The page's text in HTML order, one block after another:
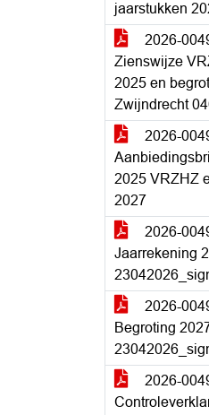
jaarstukken
2026-
Zienswijze
2025 en
Zwijndrecht
2026-
2025 VRZHZ
2027
2026-
Jaarrekening
2026-
Begroting
2026-